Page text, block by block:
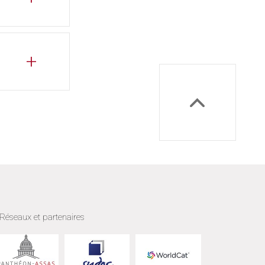
Réseaux et partenaires